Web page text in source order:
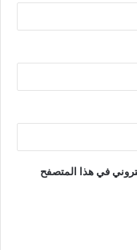
في هذا المتصفح